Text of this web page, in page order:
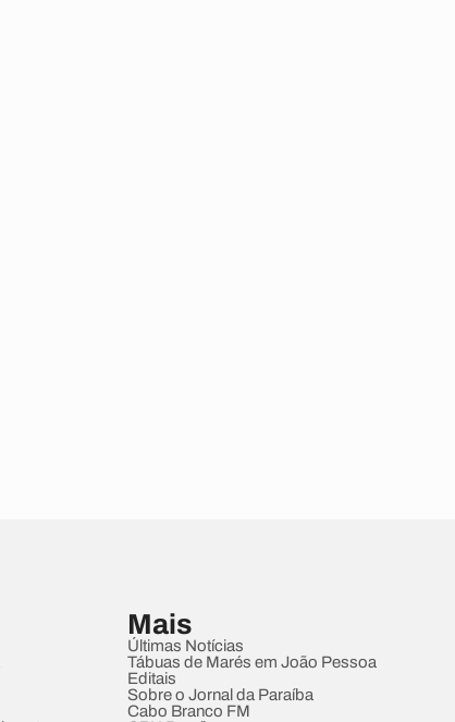
Mais
Últimas Notícias
Tábuas de Marés em João Pessoa
Editais
Sobre o Jornal da Paraíba
Cabo Branco FM